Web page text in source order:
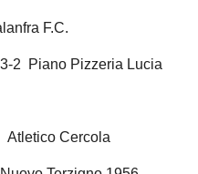
F.C.
2 Piano Pizzeria Lucia
Atletico Cercola